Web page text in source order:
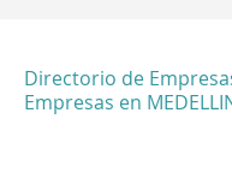
Directorio de
Empresas en